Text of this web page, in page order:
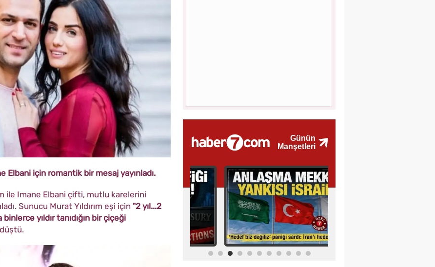
Elbani için romantik bir mesaj yayınladı.
ile Imane Elbani çifti, mutlu karelerini
Sunucu Murat Yıldırım eşi için "2 yıl...2
yıldır tanıdığın bir çiçeği